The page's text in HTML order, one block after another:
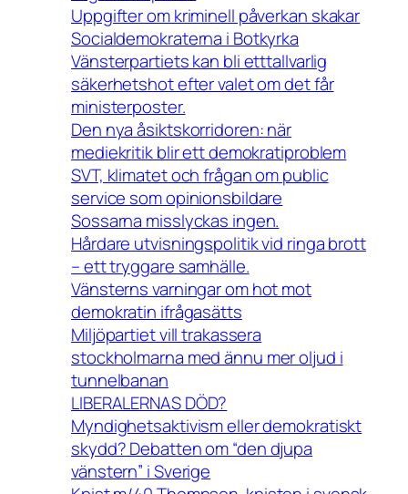
Uppgifter om kriminell påverkan skakar
Socialdemokraterna i Botkyrka
Vänsterpartiets kan bli etttallvarlig
säkerhetshot efter valet om det får
ministerposter.
Den nya åsiktskorridoren: när
mediekritik blir ett demokratiproblem
SVT, klimatet och frågan om public
service som opinionsbildare
Sossarna misslyckas ingen.
Hårdare utvisningspolitik vid ringa brott
– ett tryggare samhälle.
Vänsterns varningar om hot mot
demokratin ifrågasätts
Miljöpartiet vill trakassera
stockholmarna med ännu mer oljud i
tunnelbanan
LIBERALERNAS DÖD?
Myndighetsaktivism eller demokratiskt
skydd? Debatten om “den djupa
vänstern” i Sverige